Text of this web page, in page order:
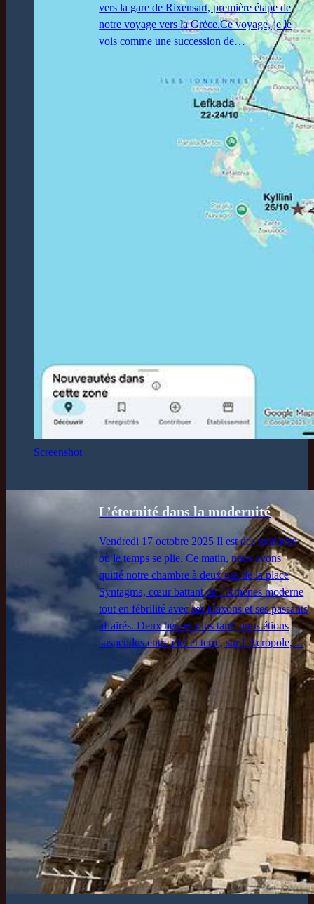
Screenshot
vers la gare de Rixensart, première étape de
notre voyage vers la Grèce.Ce voyage, je le
vois comme une succession de…
L’éternité dans la modernité
Vendredi 17 octobre 2025 Il est des matinées
où le temps se plie. Ce matin, nous avons
quitté notre chambre à deux pas de la place
Syntagma, cœur battant de l’Athènes moderne
tout en fébrilité avec ses klaxons et ses passants
affairés. Deux heures plus tard, nous étions
suspendus entre ciel et terre, sur l’Acropole,…